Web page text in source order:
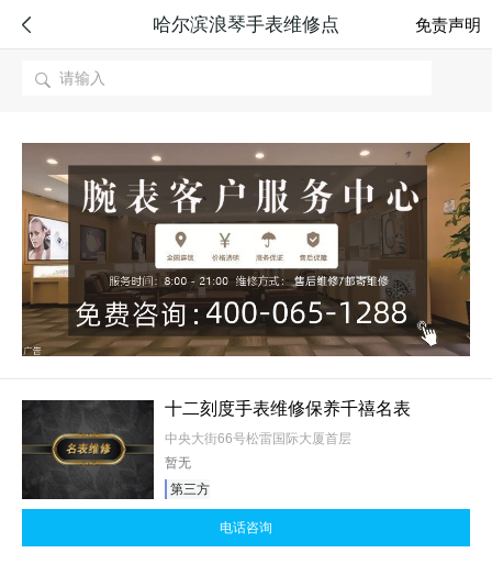
 哈尔滨浪琴手表维修点 免责声明

十二刻度手表维修保养千禧名表
中央大街66号松雷国际大厦首层
暂无
第三方
电话咨询